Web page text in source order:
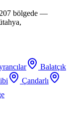
bölgede —
Balatçık
Çandarlı